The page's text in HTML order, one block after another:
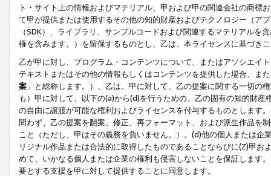
ト・サイト上の情報およびマテリアル、甲および甲の関連会社の商
て甲が提供または使用するその他の知的財産およびテクノロジー（ア
（SDK）、ライブラリ、サンプルコードおよび関連するマテリアル
権を含みます。）を留保するものとし、乙は、本ライセンスに基づき
乙が甲に対し、プログラム・コンテンツについて、またはアソシエイ
テキストまたはその他の情報もしくはコンテンツを提供した場合、ま
案 」と総称します。）、乙は、甲に対して、乙の提案に関する一切
も）甲に対して、以下の(a)から(d)を行うための、乙の固有の知的財
の自由に譲渡が可能な権利およびライセンスを付与するものとします
問わず、乙の提案を翻案、修正、再フォーマット、および派生作品を
こと（ただし、甲はその義務を負いません。）。(d)他の個人または
リジナル作品または合法的に取得したものであることならびに(Z)甲
めて、いかなる個人または企業の権利も侵害しないことを保証します
要とする支援を甲に対して提供することに同意します。